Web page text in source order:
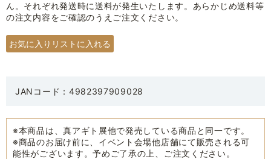
ん。それぞれ発送時に送料が発生いたします。あらかじめ送料等
の注文内容をご確認のうえご注文ください。
JANコード：4982397909028
※本商品は、真アギト展他で発売している商品と同一です。
※商品のお届け前に、イベント会場他店舗にて販売される可
能性がございます。予めご了承の上、ご注文ください。